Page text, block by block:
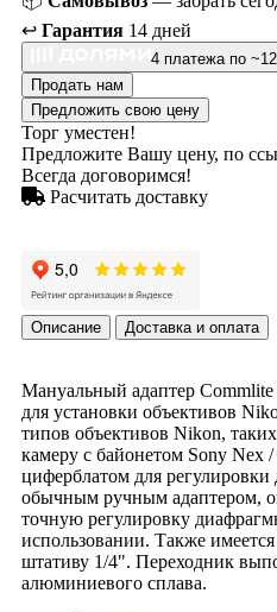
↩️ Гарантия 14 дней
4 платежа по
Продать нам
Предложить свою цену
Торг уместен!
Предложите Вашу цену, по
Всегда договоримся!
Расчитать доставку
Описание Доставка и оплата
Мануальный адаптер
для установки объективов
типов объективов Nikon,
камеру с байонетом Sony Nex
циферблатом для
обычным ручным адаптером,
точную регулировку
использовании. Также
штативу 1/4". Переходник
алюминиевого сплава.